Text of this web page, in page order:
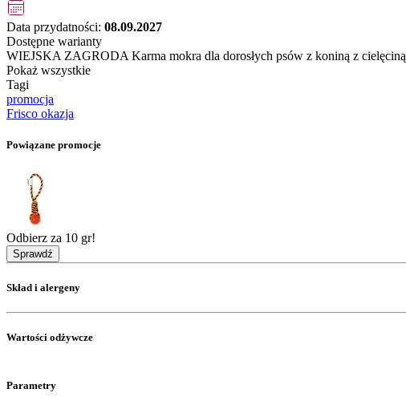
Data przydatności: 08.09.2027
Dostępne warianty
WIEJSKA ZAGRODA Karma mokra dla dorosłych psów z koniną z cielęciną
Pokaż wszystkie
Tagi
promocja
Frisco okazja
Powiązane promocje
Odbierz za 10 gr!
Sprawdź
Skład i alergeny
Wartości odżywcze
Parametry